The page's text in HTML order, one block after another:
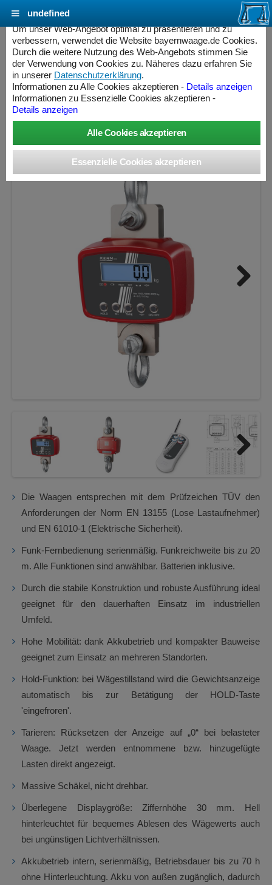
KERN Kranwaage HFD 1T-4M robust und
hochauflösend
Wägebereich: 1500 kg, Ablesbarkeit: 0,5 kg, Eichschritt: 0,5
kg, geeicht
Next
Die Waagen entsprechen mit dem Prüfzeichen TÜV den
Anforderungen der Norm EN 13155 (Lose Lastaufnehmer)
und EN 61010-1 (Elektrische Sicherheit).
Funk-Fernbedienung serienmäßig. Funkreichweite bis zu 20
m. Alle Funktionen sind anwählbar. Batterien inklusive.
Durch die stabile Konstruktion und robuste Ausführung ideal
geeignet für den dauerhaften Einsatz im industriellen
Umfeld.
Hohe Mobilität: dank Akkubetrieb und kompakter Bauweise
geeignet zum Einsatz an mehreren Standorten.
Hold-Funktion: bei Wägestillstand wird die Gewichtsanzeige
automatisch bis zur Betätigung der HOLD-Taste
'eingefroren'.
Tarieren: Rücksetzen der Anzeige auf „0“ bei belasteter
Waage. Jetzt werden entnommene bzw. hinzugefügte
Lasten direkt angezeigt.
Massive Schäkel, nicht drehbar.
Überlegene Displaygröße: Ziffernhöhe 30 mm. Hell
hinterleuchtet für bequemes Ablesen des Wägewerts auch
bei ungünstigen Lichtverhältnissen.
Akkubetrieb intern, serienmäßig, Betriebsdauer bis zu 70 h
ohne Hinterleuchtung. Akku von außen zugänglich, dadurch
Cookie Einstellungen - bayernwaage.de
Um unser Web-Angebot optimal zu präsentieren und zu
verbessern, verwendet die Website bayernwaage.de Cookies.
Durch die weitere Nutzung des Web-Angebots stimmen Sie
der Verwendung von Cookies zu. Näheres dazu erfahren Sie
in unserer Datenschutzerklärung.
Informationen zu Alle Cookies akzeptieren - Details anzeigen
Informationen zu Essenzielle Cookies akzeptieren -
Details anzeigen
undefined